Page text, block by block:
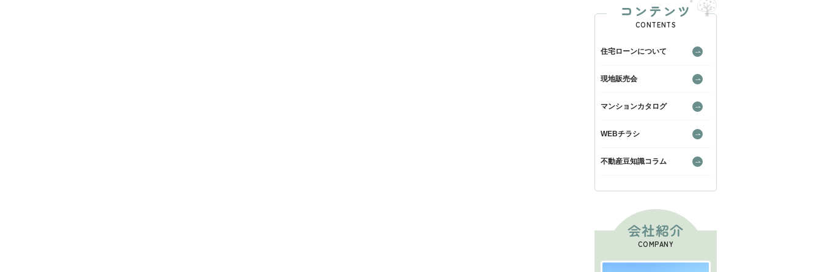
コンテンツ
CONTENTS
住宅ローンについて
現地販売会
マンションカタログ
WEBチラシ
不動産豆知識コラム
会社紹介
COMPANY